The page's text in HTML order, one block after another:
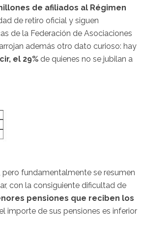
de afiliados al Régimen
de retiro oficial y siguen
de la Federación de Asociaciones
además otro dato curioso: hay
el 29% de quienes no se jubilan a
fundamentalmente se resumen
con la consiguiente dificultad de
pensiones que reciben los
importe de sus pensiones es inferior